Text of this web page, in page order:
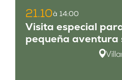
21.10à 14:00
Visita especial
pequeña